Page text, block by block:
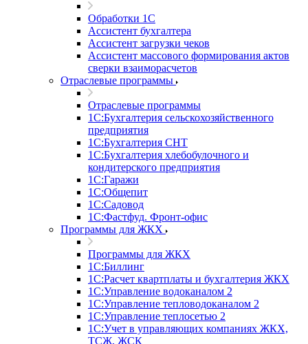
Обработки 1С
Ассистент бухгалтера
Ассистент загрузки чеков
Ассистент массового формирования актов
сверки взаиморасчетов
Отраслевые программы
Отраслевые программы
1С:Бухгалтерия сельскохозяйственного
предприятия
1С:Бухгалтерия СНТ
1С:Бухгалтерия хлебобулочного и
кондитерского предприятия
1С:Гаражи
1С:Общепит
1С:Садовод
1С:Фастфуд. Фронт-офис
Программы для ЖКХ
Программы для ЖКХ
1С:Биллинг
1С:Расчет квартплаты и бухгалтерия ЖКХ
1С:Управление водоканалом 2
1С:Управление тепловодоканалом 2
1С:Управление теплосетью 2
1С:Учет в управляющих компаниях ЖКХ,
ТСЖ, ЖСК